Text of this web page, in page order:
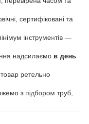
сертифіковані та
інструментів —
надсилаємо в день
ретельно
з підбором труб,